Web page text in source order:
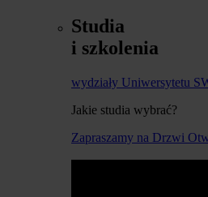
Studia
i szkolenia
wydziały Uniwersytetu
Jakie studia wybrać?
Zapraszamy na Drzwi